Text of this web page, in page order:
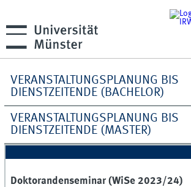
VERANSTALTUNGSPLANUNG BIS
DIENSTZEITENDE (BACHELOR)
VERANSTALTUNGSPLANUNG BIS
DIENSTZEITENDE (MASTER)
Doktorandenseminar (WiSe 2023/24)